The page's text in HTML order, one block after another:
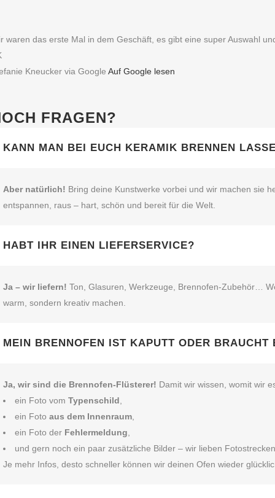
waren das erste Mal in dem Geschäft, es gibt eine super Auswahl
Kneucker via Google Auf Google lesen
FRAGEN?
KANN MAN BEI EUCH KERAMIK BRENNEN
Aber natürlich! Bring deine Kunstwerke vorbei und wir machen sie
entspannen, raus – hart, schön und bereit für die Welt.
HABT IHR EINEN LIEFERSERVICE?
Ja – wir liefern! Ton, Glasuren, Werkzeuge, Brennofen‑Zubehör…
warm, sondern kreativ machen.
MEIN BRENNOFEN IST KAPUTT ODER
Ja, wir sind die Brennofen‑Flüsterer! Damit wir wissen, womit wir
ein Foto vom Typenschild,
ein Foto aus dem Innenraum,
ein Foto der Fehlermeldung,
und gern noch ein paar zusätzliche Bilder – wir lieben
Je mehr Infos, desto schneller können wir deinen Ofen wieder